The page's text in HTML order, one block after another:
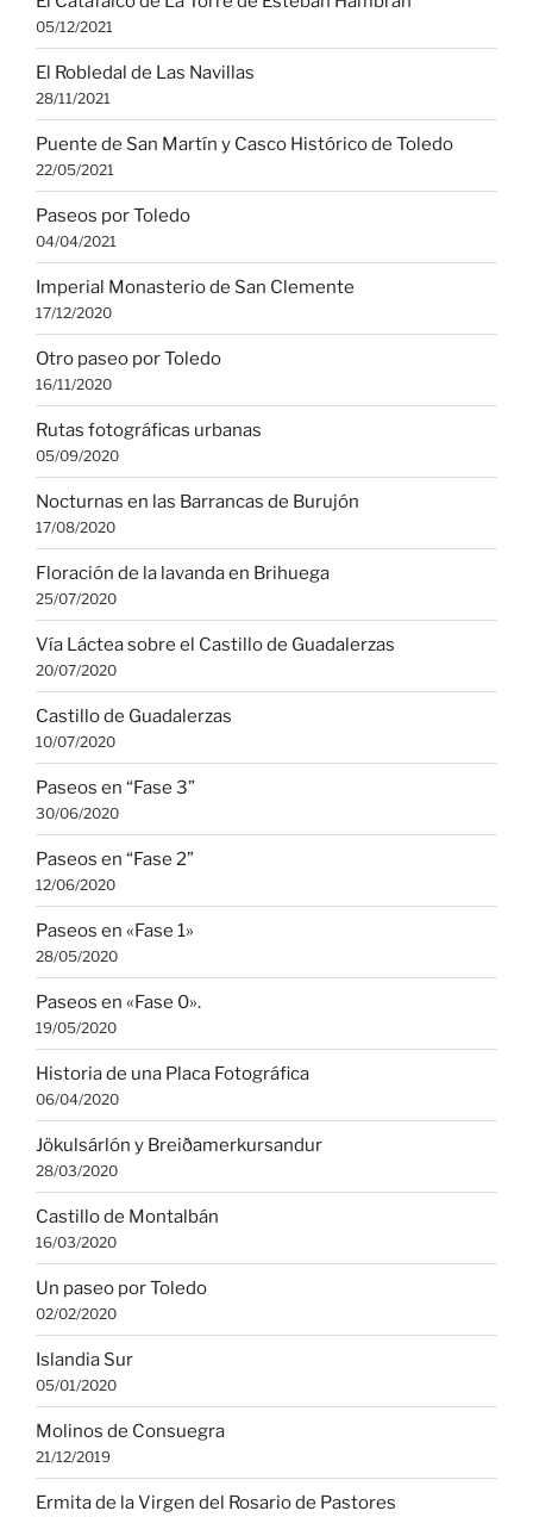
05/12/2021
El Robledal de Las Navillas
28/11/2021
Puente de San Martín y Casco Histórico de Toledo
22/05/2021
Paseos por Toledo
04/04/2021
Imperial Monasterio de San Clemente
17/12/2020
Otro paseo por Toledo
16/11/2020
Rutas fotográficas urbanas
05/09/2020
Nocturnas en las Barrancas de Burujón
17/08/2020
Floración de la lavanda en Brihuega
25/07/2020
Vía Láctea sobre el Castillo de Guadalerzas
20/07/2020
Castillo de Guadalerzas
10/07/2020
Paseos en “Fase 3”
30/06/2020
Paseos en “Fase 2”
12/06/2020
Paseos en «Fase 1»
28/05/2020
Paseos en «Fase 0».
19/05/2020
Historia de una Placa Fotográfica
06/04/2020
Jökulsárlón y Breiðamerkursandur
28/03/2020
Castillo de Montalbán
16/03/2020
Un paseo por Toledo
02/02/2020
Islandia Sur
05/01/2020
Molinos de Consuegra
21/12/2019
Ermita de la Virgen del Rosario de Pastores